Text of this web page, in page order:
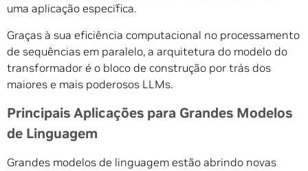
uma aplicação específica.
Graças à sua eficiência computacional no processamento
de sequências em paralelo, a arquitetura do modelo do
transformador é o bloco de construção por trás dos
maiores e mais poderosos LLMs.
Principais Aplicações para Grandes Modelos
de Linguagem
Grandes modelos de linguagem estão abrindo novas